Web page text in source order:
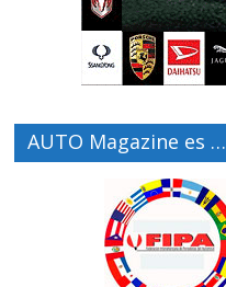
AUTO Magazine es …